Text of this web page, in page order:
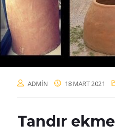
ADMIN 18 MART 2021
Tandır